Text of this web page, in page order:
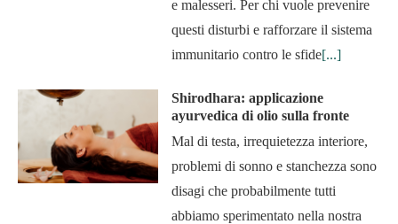
e malesseri. Per chi vuole prevenire
questi disturbi e rafforzare il sistema
immunitario contro le sfide[...]
Shirodhara: applicazione
ayurvedica di olio sulla fronte
Mal di testa, irrequietezza interiore,
problemi di sonno e stanchezza sono
disagi che probabilmente tutti
abbiamo sperimentato nella nostra